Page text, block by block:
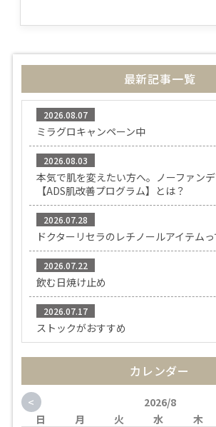
最新記事一覧
2026.08.07
ミラグロキャンペーン中
2026.08.03
本気で肌を変えたい方へ。ノーファン
【ADS肌改善プログラム】とは？
2026.07.28
ドクターリセラのレチノールアイテムっ
2026.07.22
飲む日焼け止め
2026.07.17
ストックがおすすめ
カレンダー
<
2026/8
日
月 火 水 木